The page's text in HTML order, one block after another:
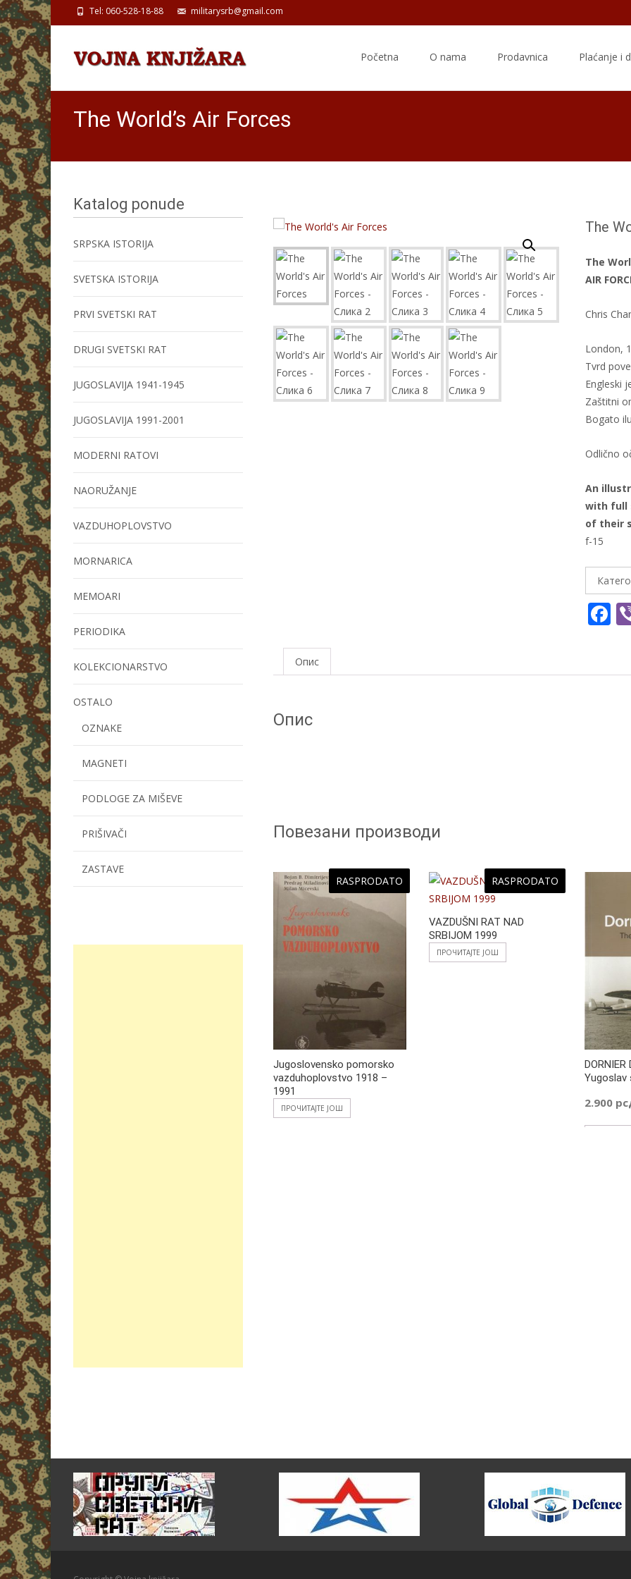
Tel: 060-528-18-88 militarysrb@gmail.com
Početna O nama Prodavnica Plaćanje i
The World’s Air Forces
The
The
AIR
Chris
London,
Tvrd
Engleski
Zaštitni
Bogato
Odlično
An
with full
of their
f-15
F
b
Опис
Опис
Повезани производи
RASPRODATO
Jugoslovensko pomorsko
vazduhoplovstvo 1918 –
1991
ПРОЧИТАЈТЕ ЈОШ
RASPRODATO
VAZDUŠNI RAT NAD
SRBIJOM 1999
ПРОЧИТАЈТЕ ЈОШ
DORNIER
Yugoslav
2.900
Katalog ponude
SRPSKA ISTORIJA
SVETSKA ISTORIJA
PRVI SVETSKI RAT
DRUGI SVETSKI RAT
JUGOSLAVIJA 1941-1945
JUGOSLAVIJA 1991-2001
MODERNI RATOVI
NAORUŽANJE
VAZDUHOPLOVSTVO
MORNARICA
MEMOARI
PERIODIKA
KOLEKCIONARSTVO
OSTALO
OZNAKE
MAGNETI
PODLOGE ZA MIŠEVE
PRIŠIVAČI
ZASTAVE